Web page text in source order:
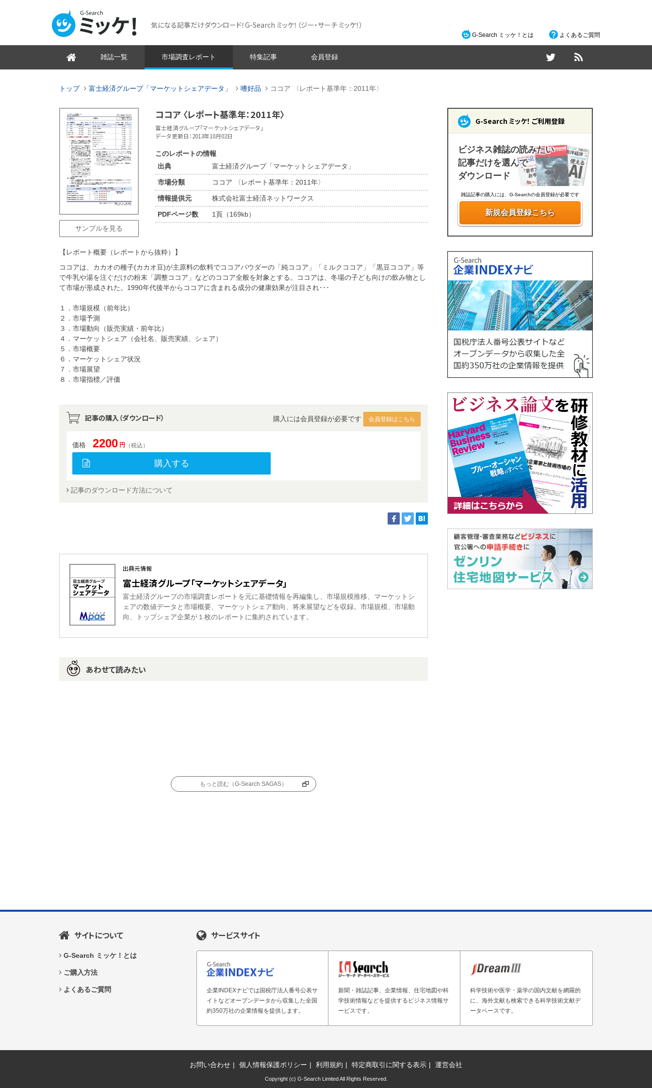
気になる記事だけダウンロード！G-Search ミッケ！ （ジー・サーチ ミッケ！）
G-Search ミッケ！とは よくあるご質問
雑誌一覧 市場調査レポート 特集記事 会員登録
トップ 富士経済グループ「マーケットシェアデータ」 嗜好品 ココア 〈レポート基準年：2011年〉
サンプルを見る
ココア 〈レポート基準年：2011年〉
富士経済グループ「マーケットシェアデータ」
データ更新日：2013年10月02日
このレポートの情報
出典
富士経済グループ「マーケットシェアデータ」
市場分類 ココア 〈レポート基準年：2011年〉
情報提供元 株式会社富士経済ネットワークス
PDFページ数 1頁（169kb）
【レポート概要（レポートから抜粋）】
ココアは、カカオの種子(カカオ豆)が主原料の飲料でココアパウダーの「純ココア」「ミルクココア」「黒豆ココア」等
で牛乳や湯を注ぐだけの粉末「調整ココア」などのココア全般を対象とする。ココアは、冬場の子ども向けの飲み物とし
て市場が形成された。1990年代後半からココアに含まれる成分の健康効果が注目され･･･
１．市場規模（前年比）
２．市場予測
３．市場動向（販売実績・前年比）
４．マーケットシェア（会社名、販売実績、シェア）
５．市場概要
６．マーケットシェア状況
７．市場展望
８．市場指標／評価
記事の購入（ダウンロード） 購入には会員登録が必要です 会員登録はこちら
価格 2200 円 （税込）
購入する
記事のダウンロード方法について
出典元情報
富士経済グループ「マーケットシェアデータ」
富士経済グループの市場調査レポートを元に基礎情報を再編集し、市場規模推移、マーケットシ
ェアの数値データと市場概要、マーケットシェア動向、将来展望などを収録。市場規模、市場動
向、トップシェア企業が１枚のレポートに集約されています。
あわせて読みたい
もっと読む（G-Search SAGAS）
G-Search ミッケ！ ご利用登録
ビジネス雑誌の読みたい
記事だけを選んで
ダウンロード
雑誌記事の購入には、G-Searchの会員登録が必要です
新規会員登録こちら
サイトについて
G-Search ミッケ！とは
ご購入方法
よくあるご質問
サービスサイト
企業INDEXナビでは国税庁法人番号公表サ
イトなどオープンデータから収集した全国
約350万社の企業情報を提供します。
新聞・雑誌記事、企業情報、住宅地図や科
学技術情報などを提供するビジネス情報サ
ービスです。
科学技術や医学・薬学の国内文献を網羅的
に、海外文献も検索できる科学技術文献デ
ータベースです。
お問い合わせ 個人情報保護ポリシー 利用規約 特定商取引に関する表示 運営会社
Copyright (c) G-Search Limited All Rights Reserved.